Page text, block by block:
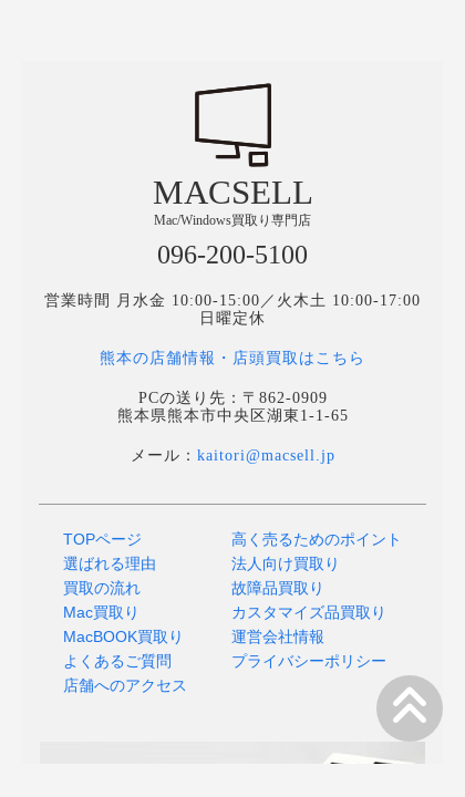
MACSELL
Mac/Windows買取り専門店
096-200-5100
営業時間 月水金 10:00-15:00／火木土 10:00-17:00
日曜定休
熊本の店舗情報・店頭買取はこちら
PCの送り先：〒862-0909
熊本県熊本市中央区湖東1-1-65
メール： kaitori@macsell.jp
TOPページ
選ばれる理由
買取の流れ
Mac買取り
MacBOOK買取り
よくあるご質問
店舗へのアクセス
高く売るためのポイント
法人向け買取り
故障品買取り
カスタマイズ品買取り
運営会社情報
プライバシーポリシー